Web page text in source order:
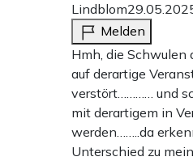
Lindblom
Melden
Hmh, die Schwulen
auf derartige
verstört………… und
mit derartigem in
werden……..da
Unterschied zu